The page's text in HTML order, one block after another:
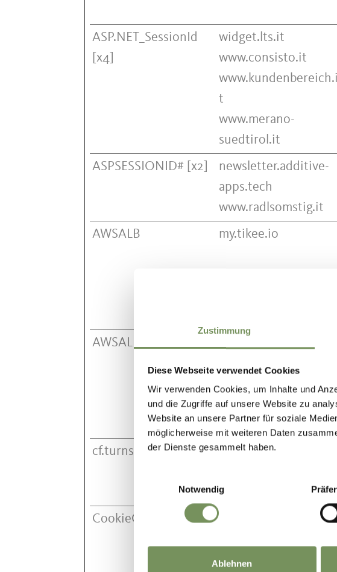
Zustimmung
Diese Webseite verwendet Cookies
Wir verwenden Cookies, um Inhalte und
und die Zugriffe auf unsere Website zu
Website an unsere Partner für soziale
möglicherweise mit weiteren Daten
der Dienste gesammelt haben.
Notwendig
Ablehnen
ASP.NET_SessionId
[x4]
widget.lts.it
www.consisto.it
www.kundenbereich.i
t
www.merano-
suedtirol.it
ASPSESSIONID# [x2]
newsletter.additive-
apps.tech
www.radlsomstig.it
AWSALB my.tikee.io
AWSALBCORS
cf.turnstile.u Cloudflare
CookieConsent [x2]
Cookiebot